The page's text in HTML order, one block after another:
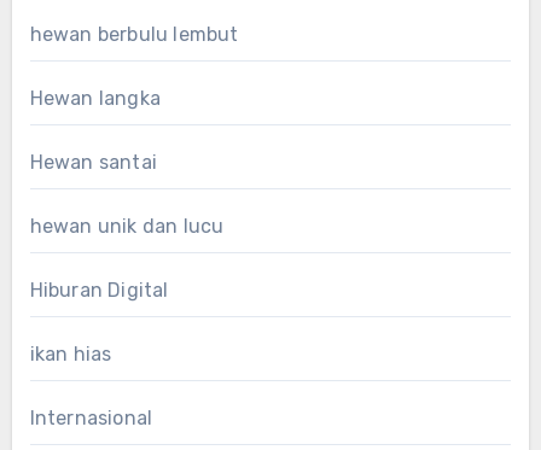
hewan berbulu lembut
Hewan langka
Hewan santai
hewan unik dan lucu
Hiburan Digital
ikan hias
Internasional